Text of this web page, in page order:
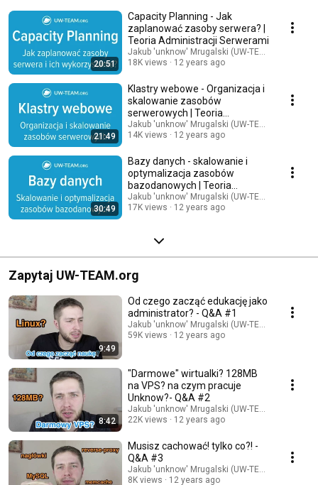
między innymi o tym, jak efektywnie planować, budować, wykorzystywać
i optymalizować posiadaną infrastrukturę - od klastrów, przez bazy
danych, macierze dyskowe oraz partycje. Dowiesz się również tego, jak
działają serwery DNS, poczty e-mail i co nieco o zagadnieniach
dotyczących konfiguracji systemów operacyjnych Linux na serwerach.
Podsumowując, Jakub 'unknow' Mrugalski opowie o wszystkim, co
chciałbyś wiedzieć o administracji serwerami, ale bałeś się zapytać. :)
20:51
Capacity Planning - Jak
zaplanować zasoby serwera? |
Teoria Administracji Serwerami
Jakub 'unknow' Mrugalski (UW-TEAM.org)
18K views
12 years ago
21:49
Klastry webowe - Organizacja i
skalowanie zasobów
serwerowych | Teoria
Administracji Serwerami
Jakub 'unknow' Mrugalski (UW-TEAM.org)
14K views
12 years ago
30:49
Bazy danych - skalowanie i
optymalizacja zasobów
bazodanowych | Teoria
Administracji Serwerami
Jakub 'unknow' Mrugalski (UW-TEAM.org)
17K views
12 years ago
Zapytaj UW-TEAM.org
9:49
Od czego zacząć edukację jako
administrator? - Q&A #1
Jakub 'unknow' Mrugalski (UW-TEAM.org)
59K views
12 years ago
8:42
"Darmowe" wirtualki? 128MB
na VPS? na czym pracuje
Unknow?- Q&A #2
Jakub 'unknow' Mrugalski (UW-TEAM.org)
22K views
12 years ago
Musisz cachować! tylko co?! -
Q&A #3
Jakub 'unknow' Mrugalski (UW-TEAM.org)
8K views
12 years ago